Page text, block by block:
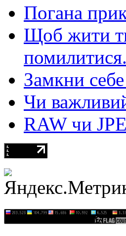
Погана
Щоб жити
помилитися.
Замкни
Чи
RAW чи